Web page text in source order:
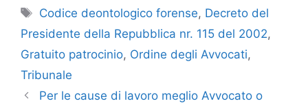
Tag
Codice deontologico forense, Decreto del
Presidente della Repubblica nr. 115 del 2002,
Gratuito patrocinio, Ordine degli Avvocati,
Tribunale
Per le cause di lavoro meglio Avvocato o